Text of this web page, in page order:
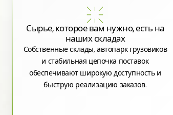
Сырье, которое вам нужно, есть на
наших складах
Собственные склады, автопарк грузовиков
и стабильная цепочка поставок
обеспечивают широкую доступность и
быструю реализацию заказов.